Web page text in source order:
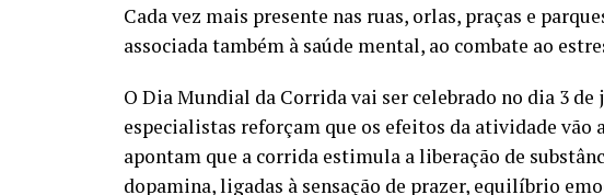
Cada vez mais presente nas ruas, orlas, praças e
associada também à saúde mental, ao combate ao
O Dia Mundial da Corrida vai ser celebrado no dia 3
especialistas reforçam que os efeitos da atividade vão
apontam que a corrida estimula a liberação de
dopamina, ligadas à sensação de prazer, equilíbrio